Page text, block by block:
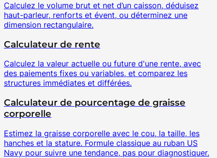
Calculez le volume brut et net d’un caisson, déduisez
haut-parleur, renforts et évent, ou déterminez une
dimension rectangulaire.
Calculateur de rente
Calculez la valeur actuelle ou future d'une rente, avec
des paiements fixes ou variables, et comparez les
structures immédiates et différées.
Calculateur de pourcentage de graisse
corporelle
Estimez la graisse corporelle avec le cou, la taille, les
hanches et la stature. Formule classique au ruban US
Navy pour suivre une tendance, pas pour diagnostiquer.